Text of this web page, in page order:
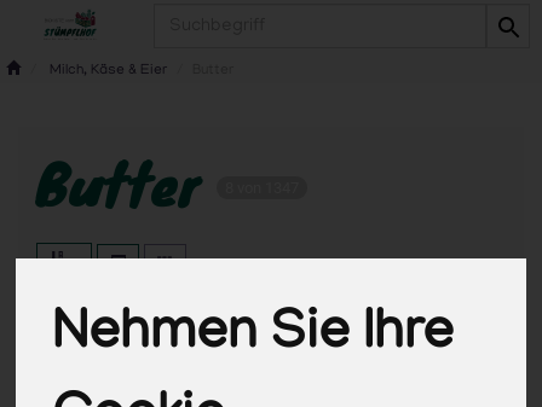
Nehmen Sie Ihre
Milch, Käse & Eier
Butter